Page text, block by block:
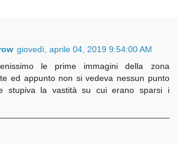
giovedì, aprile 04, 2019 9:54:00 AM
le prime immagini della zona
ed appunto non si vedeva nessun punto
stupiva la vastità su cui erano sparsi i